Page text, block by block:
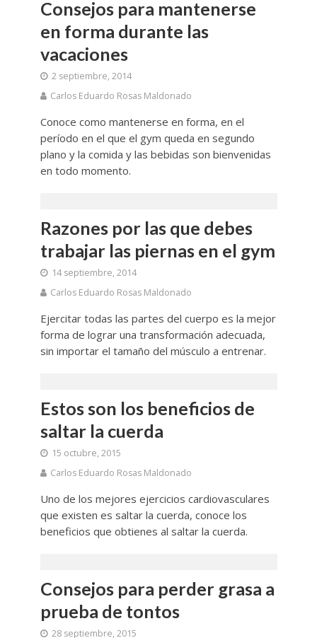
Consejos para mantenerse
en forma durante las
vacaciones
2 septiembre, 2014
Carlos Eduardo Rosas Maldonado
Conoce como mantenerse en forma, en el
período en el que el gym queda en segundo
plano y la comida y las bebidas son bienvenidas
en todo momento.
Razones por las que debes
trabajar las piernas en el gym
14 septiembre, 2014
Carlos Eduardo Rosas Maldonado
Ejercitar todas las partes del cuerpo es la mejor
forma de lograr una transformación adecuada,
sin importar el tamaño del músculo a entrenar.
Estos son los beneficios de
saltar la cuerda
15 octubre, 2015
Carlos Eduardo Rosas Maldonado
Uno de los mejores ejercicios cardiovasculares
que existen es saltar la cuerda, conoce los
beneficios que obtienes al saltar la cuerda.
Consejos para perder grasa a
prueba de tontos
28 septiembre, 2015